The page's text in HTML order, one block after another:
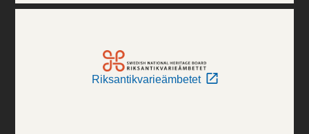
Riksantikvarieämbetet